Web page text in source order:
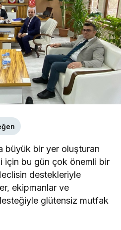
büyük bir yer oluşturan
için bu gün çok önemli bir
destekleriyle
ekipmanlar ve
glütensiz mutfak